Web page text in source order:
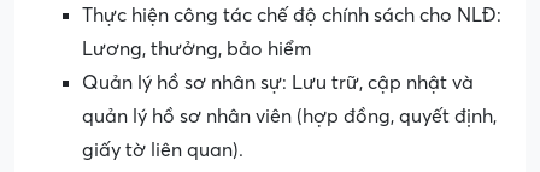
Thực hiện công tác chế độ chính sách cho NLĐ:
Lương, thưởng, bảo hiểm
Quản lý hồ sơ nhân sự: Lưu trữ, cập nhật và
quản lý hồ sơ nhân viên (hợp đồng, quyết định,
giấy tờ liên quan).